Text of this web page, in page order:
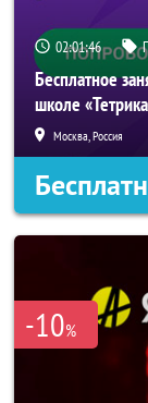
02:01:46
Бесплатное
школе
Москва, Россия
-10%